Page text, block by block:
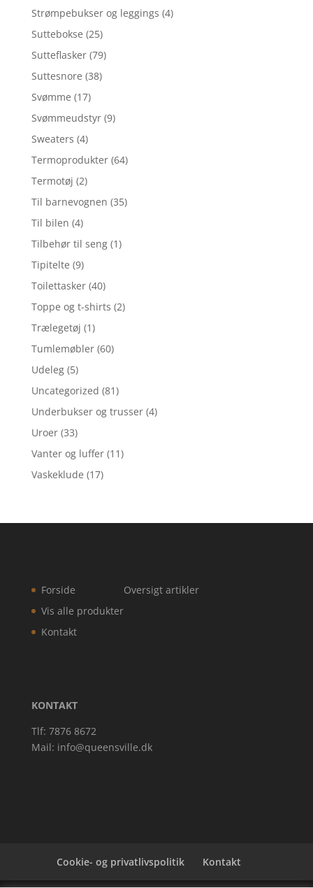
Strømpebukser og leggings (4)
Suttebokse (25)
Sutteflasker (79)
Suttesnore (38)
Svømme (17)
Svømmeudstyr (9)
Sweaters (4)
Termoprodukter (64)
Termotøj (2)
Til barnevognen (35)
Til bilen (4)
Tilbehør til seng (1)
Tipitelte (9)
Toilettasker (40)
Toppe og t-shirts (2)
Trælegetøj (1)
Tumlemøbler (60)
Udeleg (5)
Uncategorized (81)
Underbukser og trusser (4)
Uroer (33)
Vanter og luffer (11)
Vaskeklude (17)
Forside
Vis alle produkter
Kontakt
Oversigt artikler
KONTAKT
Tlf: 7876 8672
Mail: info@queensville.dk
Cookie- og privatlivspolitik Kontakt